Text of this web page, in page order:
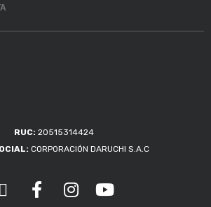
RUC: 20515314424
CORPORACIÓN DARUCHI S.A.C